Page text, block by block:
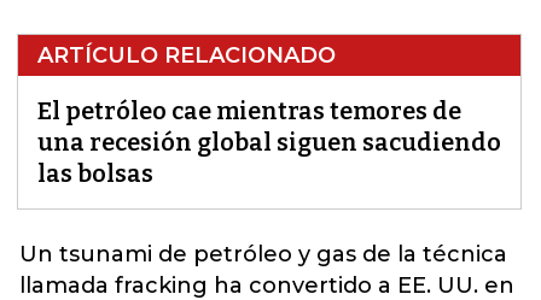
ARTÍCULO RELACIONADO
El petróleo cae mientras temores de
una recesión global siguen sacudiendo
las bolsas
Un tsunami de petróleo y gas de la técnica
llamada fracking ha convertido a EE. UU. en